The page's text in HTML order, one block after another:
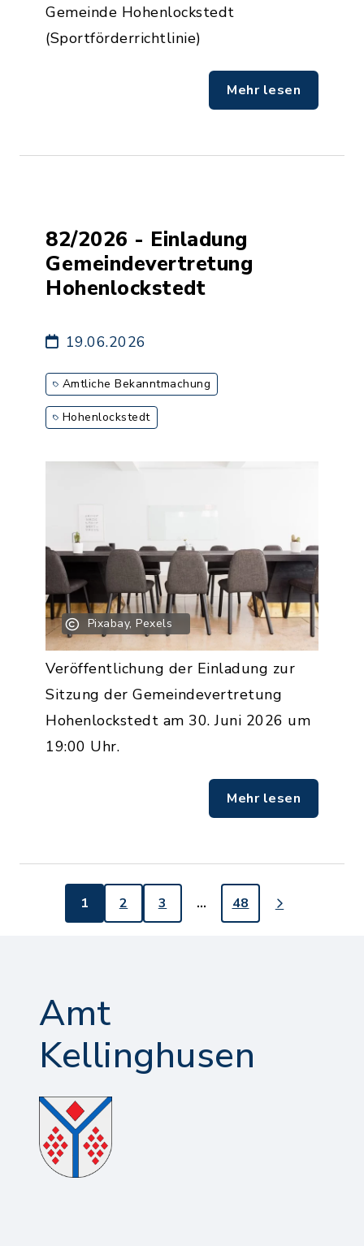
Gemeinde Hohenlockstedt
(Sportförderrichtlinie)
Mehr lesen
82/2026 - Einladung
Gemeindevertretung
Hohenlockstedt
19.06.2026
Amtliche Bekanntmachung
Hohenlockstedt
Pixabay, Pexels
Veröffentlichung der Einladung zur
Sitzung der Gemeindevertretung
Hohenlockstedt am 30. Juni 2026 um
19:00 Uhr.
Mehr lesen
1 2 3 … 48
Amt
Kellinghusen